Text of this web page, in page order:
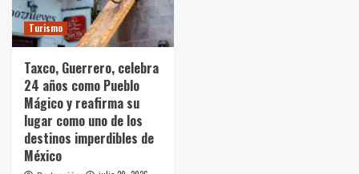
Turismo
Taxco, Guerrero, celebra
24 años como Pueblo
Mágico y reafirma su
lugar como uno de los
destinos imperdibles de
México